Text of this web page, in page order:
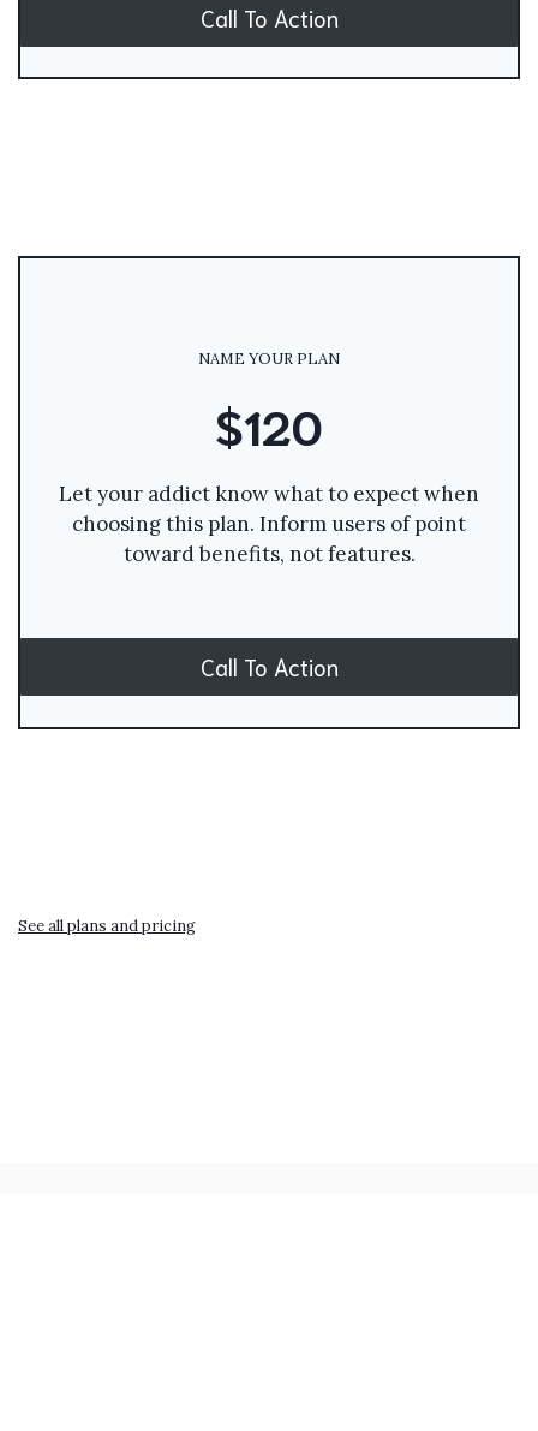
Call To Action
NAME YOUR PLAN
$120
Let your addict know what to expect when
choosing this plan. Inform users of point
toward benefits, not features.
Call To Action
See all plans and pricing